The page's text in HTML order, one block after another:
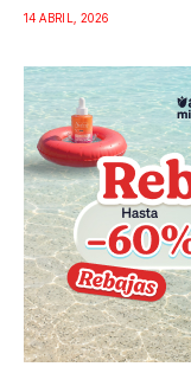
14 ABRIL, 2026